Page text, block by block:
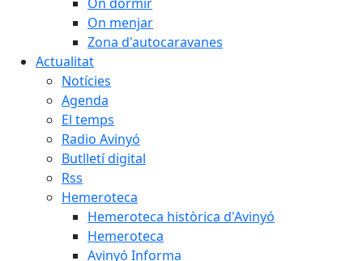
On menjar
Zona d'autocaravanes
Actualitat
Notícies
Agenda
El temps
Radio Avinyó
Butlletí digital
Rss
Hemeroteca
Hemeroteca històrica d'Avinyó
Hemeroteca
Avinyó Informa